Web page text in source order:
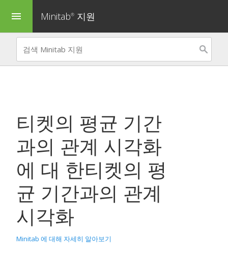
menu Minitab® 지원
티켓의 평균 기간
과의 관계 시각화
에 대 한티켓의 평
균 기간과의 관계
시각화
Minitab 에 대해 자세히 알아보기